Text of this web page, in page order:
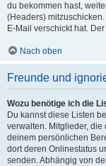
du bekommen hast,
(Headers)
E-Mail verschickt hat.
Nach oben
Freunde und
Wozu benötige ich die
Du kannst diese Listen
verwalten. Mitglieder,
deinem persönlichen
dort deren Onlinestatus
senden. Abhängig von